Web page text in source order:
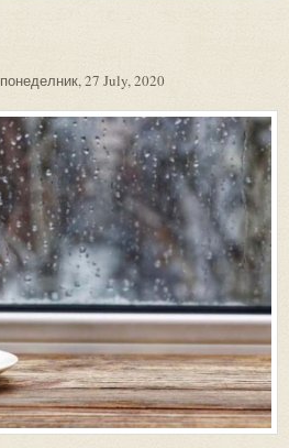
понеделник, 27 July, 2020